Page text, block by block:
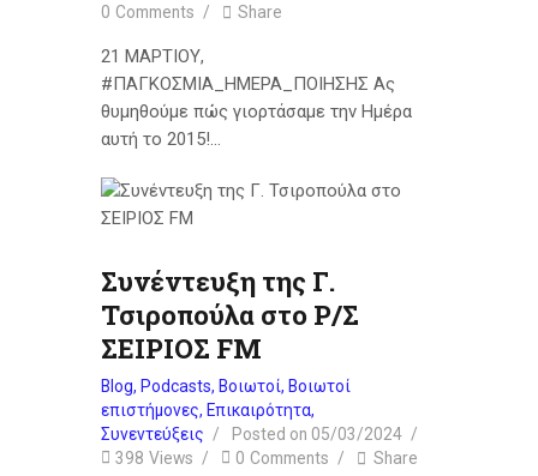
0 Comments Share
21 ΜΑΡΤΙΟΥ,
#ΠΑΓΚΟΣΜΙΑ_ΗΜΕΡΑ_ΠΟΙΗΣΗΣ Ας
θυμηθούμε πώς γιορτάσαμε την Ημέρα
αυτή το 2015!…
Συνέντευξη της Γ.
Τσιροπούλα στο Ρ/Σ
ΣΕΙΡΙΟΣ FM
Blog, Podcasts, Βοιωτοί, Βοιωτοί
επιστήμονες, Επικαιρότητα,
Συνεντεύξεις
Posted on 05/03/2024
398 Views 0 Comments Share